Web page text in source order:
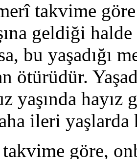
takvime
geldiği
bu yaşadığı
ötürüdür.
yaşında
ileri yaşlarda
göre,